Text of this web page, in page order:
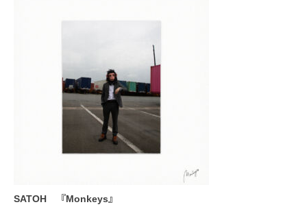
SATOH 『Monkeys』